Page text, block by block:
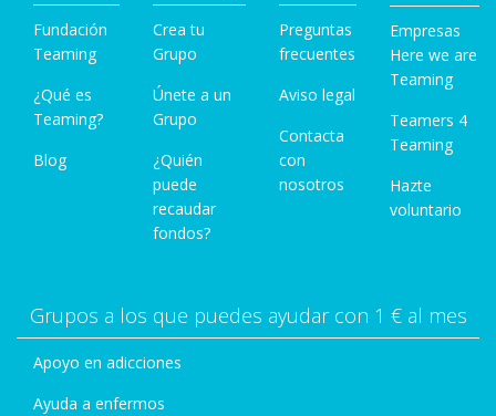
Fundación
Teaming
¿Qué es
Teaming?
Blog
Crea tu
Grupo
Únete a un
Grupo
¿Quién
puede
recaudar
fondos?
Preguntas
frecuentes
Aviso legal
Contacta
con
nosotros
Empresas
Here we are
Teaming
Teamers 4
Teaming
Hazte
voluntario
Grupos a los que puedes ayudar con 1 € al mes
Apoyo en adicciones
Ayuda a enfermos